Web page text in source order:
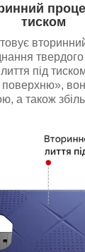
тиском
твердого
під
поверхню»,
а також